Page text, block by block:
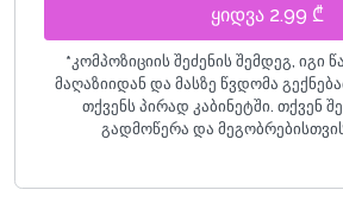
ყიდვა 2.99 ₾
*კომპოზიციის შეძენის შემდეგ, იგი
მაღაზიიდან და მასზე წვდომა
თქვენს პირად კაბინეტში. თქვენ
გადმოწერა და